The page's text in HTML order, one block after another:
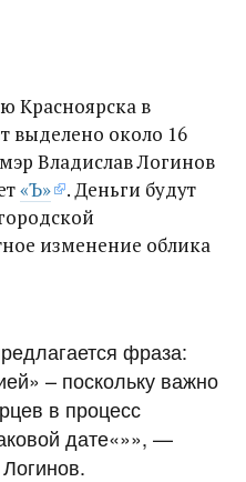
Красноярска в
выделено около 16
Владислав Логинов
«Ъ»
. Деньги будут
изменение облика
фраза:
– поскольку важно
в процесс
дате«»», —